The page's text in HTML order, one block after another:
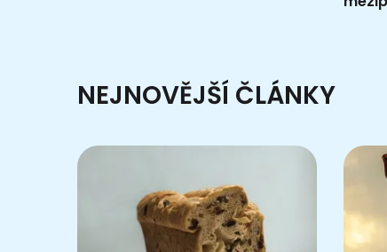
NEJNOVĚJŠÍ ČLÁNKY